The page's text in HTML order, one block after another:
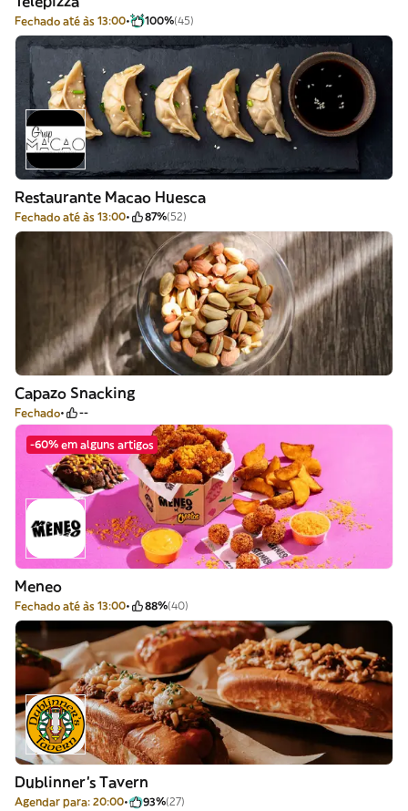
Fechado até às 13:00 100%(45)
Restaurante Macao Huesca
Fechado até às 13:00 87%(52)
Capazo Snacking
Fechado --
-60% em alguns artigos
Meneo
Fechado até às 13:00 88%(40)
Dublinner's Tavern
Agendar para: 20:00 93%(27)